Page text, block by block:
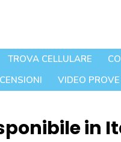
TROVA CELLULARE
VIDEO PROVE
in